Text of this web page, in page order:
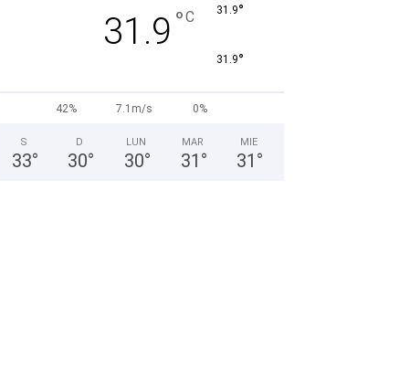
31.9 °C 31.9°
31.9°
42% 7.1m/s 0%
S
33°
D
30°
LUN
30°
MAR
31 °
MIE
31 °